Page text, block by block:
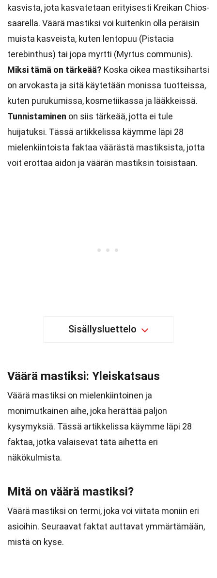
kasvista, jota kasvatetaan erityisesti Kreikan Chios-
saarella. Väärä mastiksi voi kuitenkin olla peräisin
muista kasveista, kuten lentopuu (Pistacia
terebinthus) tai jopa myrtti (Myrtus communis).
Miksi tämä on tärkeää? Koska oikea mastiksihartsi
on arvokasta ja sitä käytetään monissa tuotteissa,
kuten purukumissa, kosmetiikassa ja lääkkeissä.
Tunnistaminen on siis tärkeää, jotta ei tule
huijatuksi. Tässä artikkelissa käymme läpi 28
mielenkiintoista faktaa väärästä mastiksista, jotta
voit erottaa aidon ja väärän mastiksin toisistaan.
Sisällysluettelo
Väärä mastiksi: Yleiskatsaus
Väärä mastiksi on mielenkiintoinen ja
monimutkainen aihe, joka herättää paljon
kysymyksiä. Tässä artikkelissa käymme läpi 28
faktaa, jotka valaisevat tätä aihetta eri
näkökulmista.
Mitä on väärä mastiksi?
Väärä mastiksi on termi, joka voi viitata moniin eri
asioihin. Seuraavat faktat auttavat ymmärtämään,
mistä on kyse.